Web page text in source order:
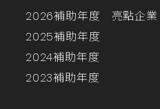
2026補助年度
2025補助年度
2024補助年度
2023補助年度
亮點企業